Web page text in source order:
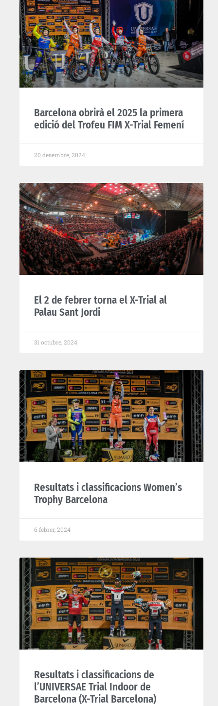
Barcelona obrirà el 2025 la primera
edició del Trofeu FIM X-Trial Femení
20 desembre, 2024
El 2 de febrer torna el X-Trial al
Palau Sant Jordi
31 octubre, 2024
Resultats i classificacions Women’s
Trophy Barcelona
6 febrer, 2024
Resultats i classificacions de
l’UNIVERSAE Trial Indoor de
Barcelona (X-Trial Barcelona)